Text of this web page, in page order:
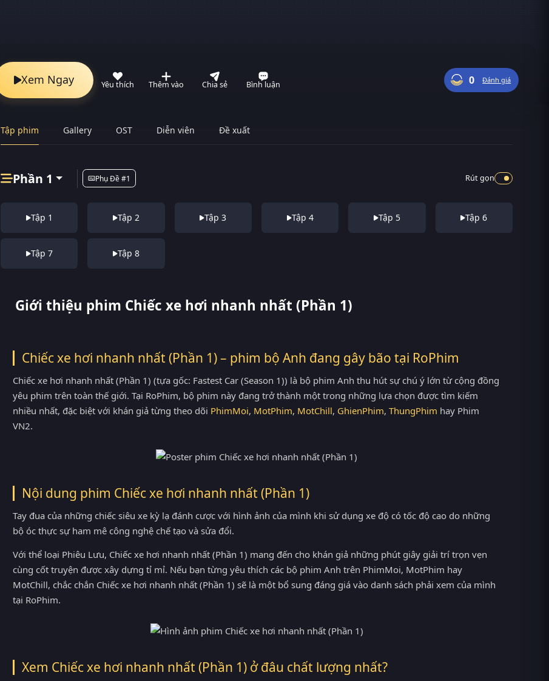
Xem Ngay Yêu thích Thêm vào Chia sẻ Bình luận 0 Đánh giá
Tập phim Gallery OST Diễn viên Đề xuất
Phần 1 Phụ Đề #1 Rút gọn
Tập 1 Tập 2 Tập 3 Tập 4 Tập 5 Tập 6
Tập 7 Tập 8
Giới thiệu phim Chiếc xe hơi nhanh nhất (Phần 1)
Chiếc xe hơi nhanh nhất (Phần 1) – phim bộ Anh đang gây bão tại RoPhim
Chiếc xe hơi nhanh nhất (Phần 1) (tựa gốc: Fastest Car (Season 1)) là bộ phim Anh thu hút sự chú ý lớn từ cộng đồng
yêu phim trên toàn thế giới. Tại RoPhim, bộ phim này đang trở thành một trong những lựa chọn được tìm kiếm
nhiều nhất, đặc biệt với khán giả từng theo dõi PhimMoi, MotPhim, MotChill, GhienPhim, ThungPhim hay Phim
VN2.
Nội dung phim Chiếc xe hơi nhanh nhất (Phần 1)
Tay đua của những chiếc siêu xe kỳ lạ đánh cược với hình ảnh của mình khi sử dụng xe độ có tốc độ cao do những
bộ óc thực sự ham mê công nghệ chế tạo và sửa đổi.
Với thể loại Phiêu Lưu, Chiếc xe hơi nhanh nhất (Phần 1) mang đến cho khán giả những phút giây giải trí trọn vẹn
cùng cốt truyện được xây dựng tỉ mỉ. Nếu bạn từng yêu thích các bộ phim Anh trên PhimMoi, MotPhim hay
MotChill, chắc chắn Chiếc xe hơi nhanh nhất (Phần 1) sẽ là một bổ sung đáng giá vào danh sách phải xem của mình
tại RoPhim.
Xem Chiếc xe hơi nhanh nhất (Phần 1) ở đâu chất lượng nhất?